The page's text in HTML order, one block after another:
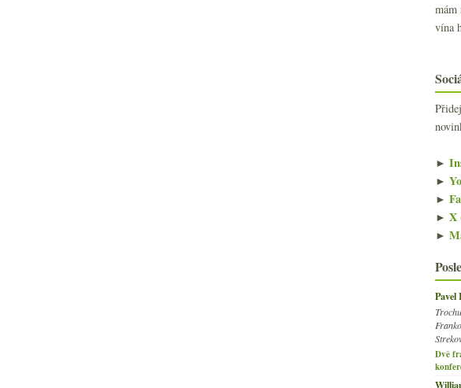
mám
vína
►
►
►
► X
►
Pavel
Dvě